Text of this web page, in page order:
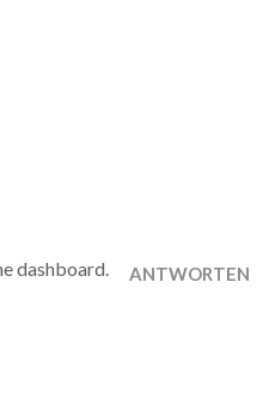
dashboard. ANTWORTEN